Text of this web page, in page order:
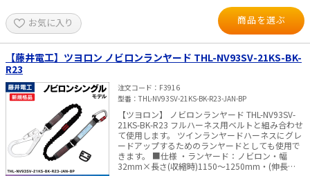
30mm ・胴ベルト：50mm幅ベルト着脱可能 ・ベ
ルト色：ダークグレー ・重さ：約1,035g
お気に入り 商品を選ぶ
【藤井電工】ツヨロン ノビロンランヤード THL-NV93SV-21KS-BK-
R23
注文コード
F3916
型番
THL-NV93SV-21KS-BK-R23-JAN-BP
【ツヨロン】 ノビロンランヤード THL-NV93SV-
21KS-BK-R23 フルハーネス用ベルトと組み合わせ
て使用します。 ツインランヤードハーネスにグレ
ードアップするためのランヤードとしても使用で
きます。 ■仕様 ・ランヤード：ノビロン・幅
32mm×長さ(収縮時)1150～1250mm・(伸長